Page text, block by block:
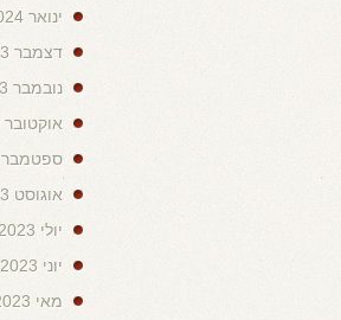
ינואר 2024
דצמבר 2023
נובמבר 2023
אוקטובר 2023
ספטמבר 2023
אוגוסט 2023
יולי 2023
יוני 2023
מאי 2023